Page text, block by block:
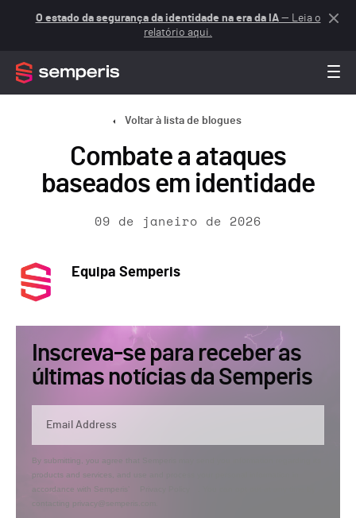
O estado da segurança da identidade na era da IA— Leia o
relatório aqui.
Voltar à lista de blogues
Combate a ataques
baseados em identidade
09 de janeiro de 2026
Equipa Semperis
Inscreva-se para receber as
últimas notícias da Semperis
By submitting, you agree that Semperis may send you information regarding its
products and services, and use and process your personal information in
accordance with Semperis’
contacting privacy@semperis.com.